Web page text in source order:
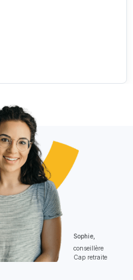
Sophie,
conseillère
Cap retraite